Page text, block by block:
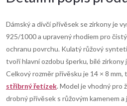
Dámský a dívčí přívěsek se zirkony je
925/1000 a upravený rhodiem pro
ochranu povrchu. Kulatý růžový
tvoří hlavní ozdobu šperku, bílé
Celkový rozměr přívěsku je 14 × 8 mm,
stříbrný řetízek. Model je vhodný pro
drobný přívěsek s růžovým kamenem